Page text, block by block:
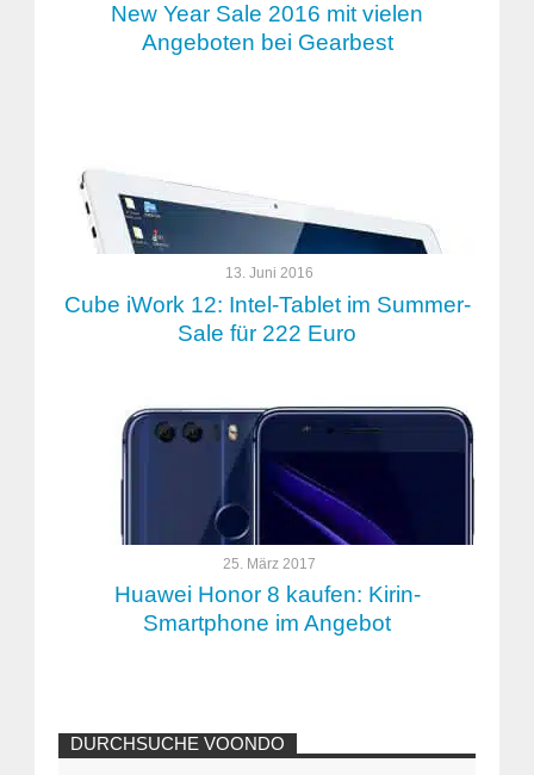
New Year Sale 2016 mit vielen
Angeboten bei Gearbest
13. Juni 2016
Cube iWork 12: Intel-Tablet im Summer-
Sale für 222 Euro
25. März 2017
Huawei Honor 8 kaufen: Kirin-
Smartphone im Angebot
DURCHSUCHE VOONDO